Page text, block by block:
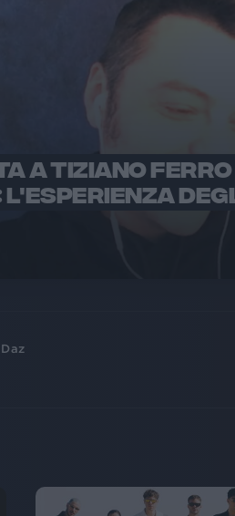
A TIZIANO
L'ESPERIENZA